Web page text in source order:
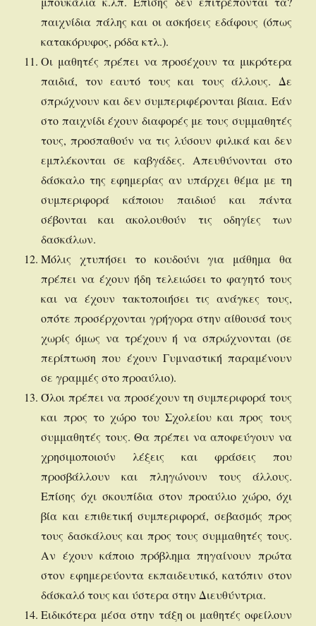
παιχνίδια πάλης και οι ασκήσεις εδάφους (όπως
κατακόρυφος, ρόδα κτλ.).
Οι μαθητές πρέπει να προσέχουν τα μικρότερα
παιδιά, τον εαυτό τους και τους άλλους. Δε
σπρώχνουν και δεν συμπεριφέρονται βίαια. Εάν
στο παιχνίδι έχουν διαφορές με τους συμμαθητές
τους, προσπαθούν να τις λύσουν φιλικά και δεν
εμπλέκονται σε καβγάδες. Απευθύνονται στο
δάσκαλο της εφημερίας αν υπάρχει θέμα με τη
συμπεριφορά κάποιου παιδιού και πάντα
σέβονται και ακολουθούν τις οδηγίες των
δασκάλων.
Μόλις χτυπήσει το κουδούνι για μάθημα θα
πρέπει να έχουν ήδη τελειώσει το φαγητό τους
και να έχουν τακτοποιήσει τις ανάγκες τους,
οπότε προσέρχονται γρήγορα στην αίθουσά τους
χωρίς όμως να τρέχουν ή να σπρώχνονται (σε
περίπτωση που έχουν Γυμναστική παραμένουν
σε γραμμές στο προαύλιο).
Όλοι πρέπει να προσέχουν τη συμπεριφορά τους
και προς το χώρο του Σχολείου και προς τους
συμμαθητές τους. Θα πρέπει να αποφεύγουν να
χρησιμοποιούν λέξεις και φράσεις που
προσβάλλουν και πληγώνουν τους άλλους.
Επίσης όχι σκουπίδια στον προαύλιο χώρο, όχι
βία και επιθετική συμπεριφορά, σεβασμός προς
τους δασκάλους και προς τους συμμαθητές τους.
Αν έχουν κάποιο πρόβλημα πηγαίνουν πρώτα
στον εφημερεύοντα εκπαιδευτικό, κατόπιν στον
δάσκαλό τους και ύστερα στην Διευθύντρια.
Ειδικότερα μέσα στην τάξη οι μαθητές οφείλουν